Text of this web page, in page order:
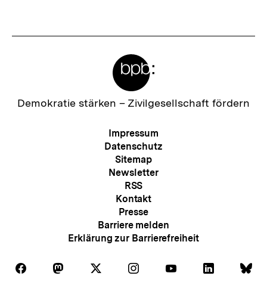
Zur
Demokratie stärken – Zivilgesellschaft fördern
Meta-
Navigation
Impressum
Datenschutz
Sitemap
Newsletter
RSS
Kontakt
Presse
Barriere melden
Erklärung zur Barrierefreiheit
Folgen
Auf
Folgen Folgen Folgen
Auf
Folgen Folgen